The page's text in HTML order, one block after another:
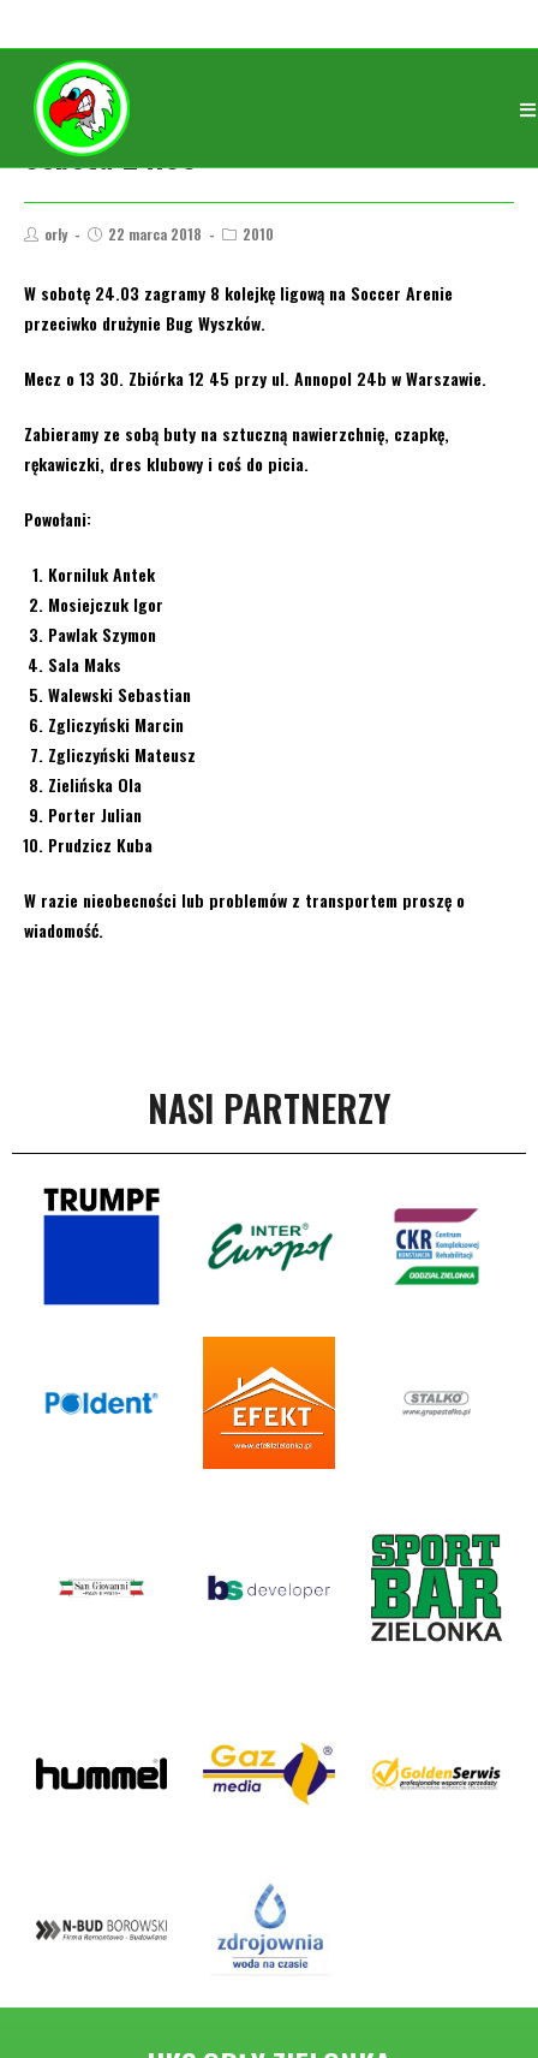
Sobota 24.03
orly 22 marca 2018 2010
W sobotę 24.03 zagramy 8 kolejkę ligową na Soccer Arenie
przeciwko drużynie Bug Wyszków.
Mecz o 13 30. Zbiórka 12 45 przy ul. Annopol 24b w Warszawie.
Zabieramy ze sobą buty na sztuczną nawierzchnię, czapkę,
rękawiczki, dres klubowy i coś do picia.
Powołani:
Korniluk Antek
Mosiejczuk Igor
Pawlak Szymon
Sala Maks
Walewski Sebastian
Zgliczyński Marcin
Zgliczyński Mateusz
Zielińska Ola
Porter Julian
Prudzicz Kuba
W razie nieobecności lub problemów z transportem proszę o
wiadomość.
NASI PARTNERZY